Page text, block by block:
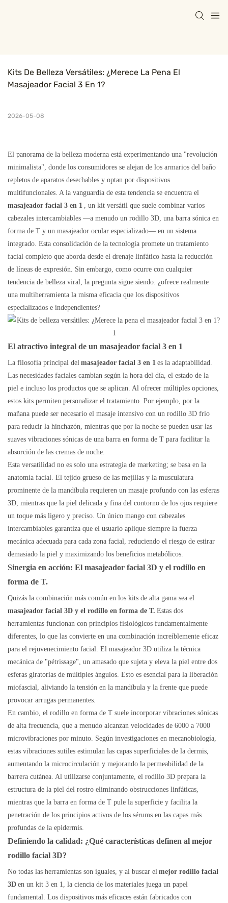
Kits De Belleza Versátiles: ¿Merece La Pena El
Masajeador Facial 3 En 1?
2026-05-08
El panorama de la belleza moderna está experimentando una "revolución
minimalista", donde los consumidores se alejan de los armarios del baño
repletos de aparatos desechables y optan por dispositivos
multifuncionales. A la vanguardia de esta tendencia se encuentra el
masajeador facial 3 en 1 , un kit versátil que suele combinar varios
cabezales intercambiables —a menudo un rodillo 3D, una barra sónica en
forma de T y un masajeador ocular especializado— en un sistema
integrado. Esta consolidación de la tecnología promete un tratamiento
facial completo que aborda desde el drenaje linfático hasta la reducción
de líneas de expresión. Sin embargo, como ocurre con cualquier
tendencia de belleza viral, la pregunta sigue siendo: ¿ofrece realmente
una multiherramienta la misma eficacia que los dispositivos
especializados e independientes?
El atractivo integral de un masajeador facial 3 en 1
La filosofía principal del masajeador facial 3 en 1 es la adaptabilidad.
Las necesidades faciales cambian según la hora del día, el estado de la
piel e incluso los productos que se aplican. Al ofrecer múltiples opciones,
estos kits permiten personalizar el tratamiento. Por ejemplo, por la
mañana puede ser necesario el masaje intensivo con un rodillo 3D frío
para reducir la hinchazón, mientras que por la noche se pueden usar las
suaves vibraciones sónicas de una barra en forma de T para facilitar la
absorción de las cremas de noche.
Esta versatilidad no es solo una estrategia de marketing; se basa en la
anatomía facial. El tejido grueso de las mejillas y la musculatura
prominente de la mandíbula requieren un masaje profundo con las esferas
3D, mientras que la piel delicada y fina del contorno de los ojos requiere
un toque más ligero y preciso. Un único mango con cabezales
intercambiables garantiza que el usuario aplique siempre la fuerza
mecánica adecuada para cada zona facial, reduciendo el riesgo de estirar
demasiado la piel y maximizando los beneficios metabólicos.
Sinergia en acción: El masajeador facial 3D y el rodillo en
forma de T.
Quizás la combinación más común en los kits de alta gama sea el
masajeador facial 3D y el rodillo en forma de T. Estas dos
herramientas funcionan con principios fisiológicos fundamentalmente
diferentes, lo que las convierte en una combinación increíblemente eficaz
para el rejuvenecimiento facial. El masajeador 3D utiliza la técnica
mecánica de "pétrissage", un amasado que sujeta y eleva la piel entre dos
esferas giratorias de múltiples ángulos. Esto es esencial para la liberación
miofascial, aliviando la tensión en la mandíbula y la frente que puede
provocar arrugas permanentes.
En cambio, el rodillo en forma de T suele incorporar vibraciones sónicas
de alta frecuencia, que a menudo alcanzan velocidades de 6000 a 7000
microvibraciones por minuto. Según investigaciones en mecanobiología,
estas vibraciones sutiles estimulan las capas superficiales de la dermis,
aumentando la microcirculación y mejorando la permeabilidad de la
barrera cutánea. Al utilizarse conjuntamente, el rodillo 3D prepara la
estructura de la piel del rostro eliminando obstrucciones linfáticas,
mientras que la barra en forma de T pule la superficie y facilita la
penetración de los principios activos de los sérums en las capas más
profundas de la epidermis.
Definiendo la calidad: ¿Qué características definen al mejor
rodillo facial 3D?
No todas las herramientas son iguales, y al buscar el mejor rodillo facial
3D en un kit 3 en 1, la ciencia de los materiales juega un papel
fundamental. Los dispositivos más eficaces están fabricados con